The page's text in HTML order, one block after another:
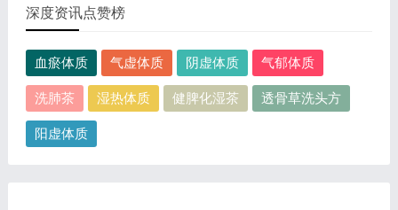
深度资讯点赞榜
血瘀体质 气虚体质 阴虚体质 气郁体质
洗肺茶 湿热体质 健脾化湿茶 透骨草洗头方
阳虚体质